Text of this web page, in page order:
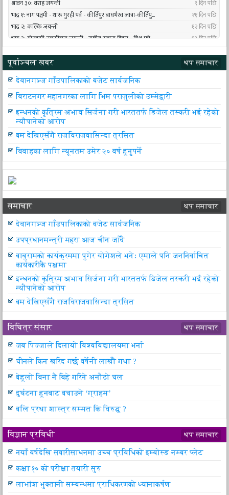
पूर्वाञ्चल खबर थप समाचार
देवानगञ्ज गाँउपालिकाको बजेट सार्वजनिक
विराटनगर महानगरका लागि भिम पराजुलीको उम्मेद्वारी
इन्धनको कृत्रिम अभाव सिर्जना गरी भारततर्फ डिजेल तस्करी भई रहेको
न्यौपानेको आरोप
बम देखिएसँगै राजविराजवासिन्दा त्रसित
विवाहका लागि न्यूनतम उमेर २० वर्ष हुनुपर्ने
समाचार थप समाचार
देवानगञ्ज गाँउपालिकाको बजेट सार्वजनिक
उपप्रधानमन्त्री महरा आज चीन जाँदै
बाबुरामको कार्यक्रममा पुगेर योगेशले भनेः एमाले पनि जननिर्वाचित
कार्यकारीकै पक्षमा
इन्धनको कृत्रिम अभाव सिर्जना गरी भारततर्फ डिजेल तस्करी भई रहेको
न्यौपानेको आरोप
बम देखिएसँगै राजविराजवासिन्दा त्रसित
विचित्र संसार थप समाचार
जब पिज्जाले दिलायो विश्वविद्यालयमा भर्ना
चीनले किन खरिद गर्छ वर्षेनी लाखौँ गधा ?
बेहुलो विना नै बिहे गरिने अनौठो चल
दुर्घटना हुनबाट बचाउने ‘ग्राहम’
बलि प्रथा शास्त्र सम्मत कि विरुद्ध ?
विज्ञान प्रविधी थप समाचार
नयाँ वर्षदेखि सवारीसाधनमा उच्च प्रविधिको इम्बोस्ड नम्बर प्लेट
कक्षा १० को परीक्षा तयारी सुरु
लाभांश भुक्तानी सम्बन्धमा प्राधिकरणको ध्यानाकर्षण